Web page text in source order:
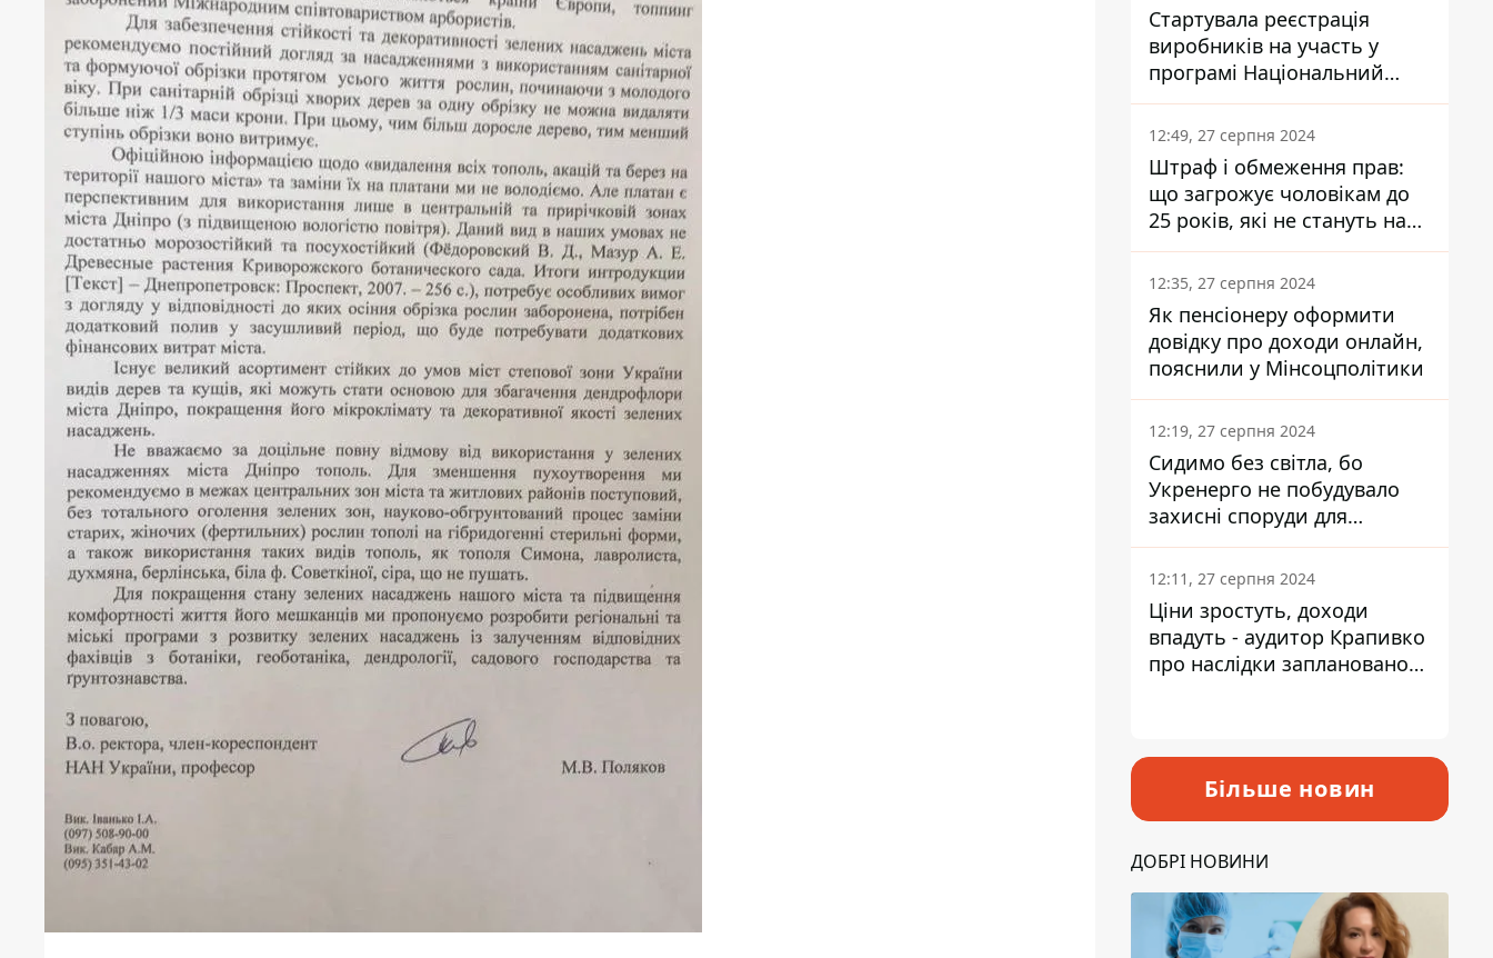
Стартувала реєстрація
виробників на участь у
програмі Національний
кешбек: як це зробити
через портал Дія
12:49, 27 серпня 2024
Штраф і обмеження прав:
що загрожує чоловікам до
25 років, які не стануть на
військовий облік
12:35, 27 серпня 2024
Як пенсіонеру оформити
довідку про доходи онлайн,
пояснили у Мінсоцполітики
12:19, 27 серпня 2024
Сидимо без світла, бо
Укренерго не побудувало
захисні споруди для
енергетики - нардеп
Кучеренко
12:11, 27 серпня 2024
Ціни зростуть, доходи
впадуть - аудитор Крапивко
про наслідки запланованого
Більше новин
ДОБРІ НОВИНИ